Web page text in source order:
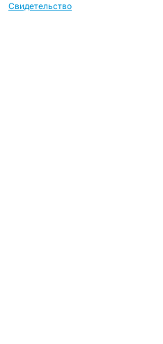
Свидетельство